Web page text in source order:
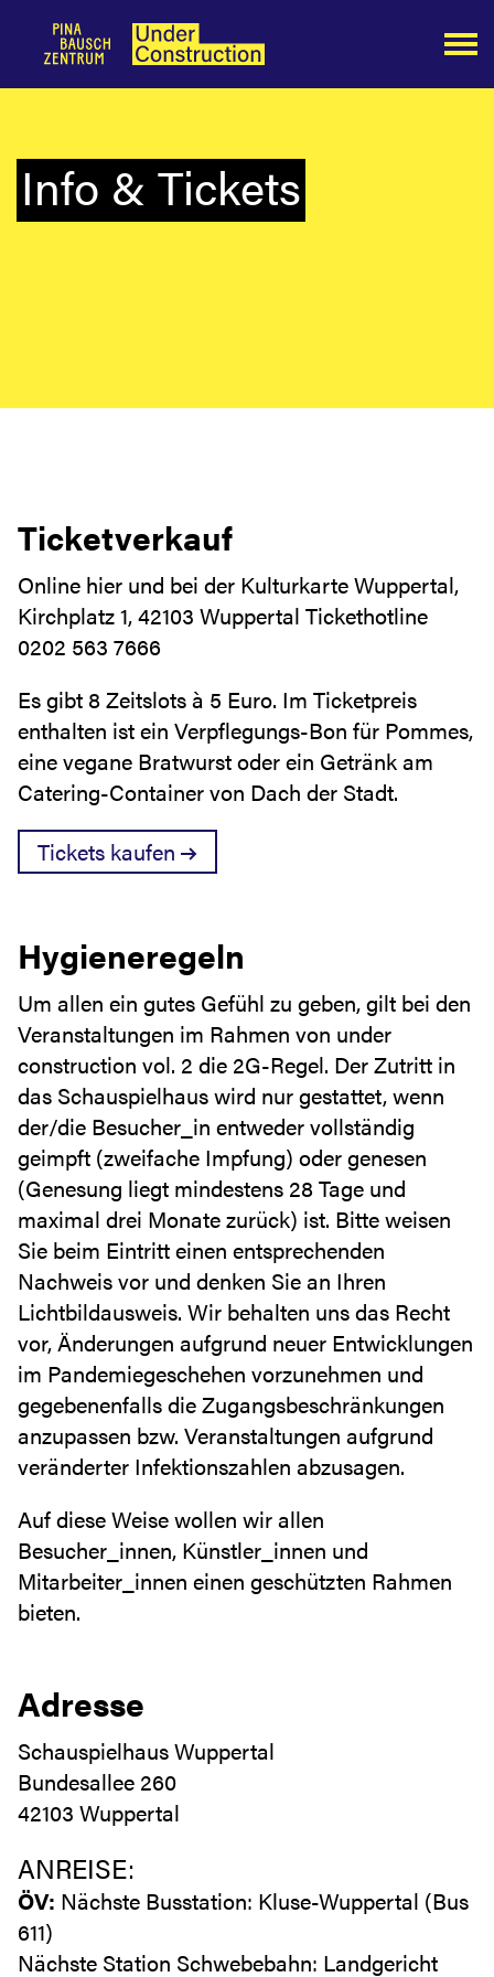
Info & Tickets
Ticketverkauf
Online hier und bei der Kulturkarte Wuppertal,
Kirchplatz 1, 42103 Wuppertal Tickethotline
0202 563 7666
Es gibt 8 Zeitslots à 5 Euro. Im Ticketpreis
enthalten ist ein Verpflegungs-Bon für Pommes,
eine vegane Bratwurst oder ein Getränk am
Catering-Container von Dach der Stadt.
Tickets kaufen
Hygieneregeln
Um allen ein gutes Gefühl zu geben, gilt bei den
Veranstaltungen im Rahmen von under
construction vol. 2 die 2G-Regel. Der Zutritt in
das Schauspielhaus wird nur gestattet, wenn
der/die Besucher_in entweder vollständig
geimpft (zweifache Impfung) oder genesen
(Genesung liegt mindestens 28 Tage und
maximal drei Monate zurück) ist. Bitte weisen
Sie beim Eintritt einen entsprechenden
Nachweis vor und denken Sie an Ihren
Lichtbildausweis. Wir behalten uns das Recht
vor, Änderungen aufgrund neuer Entwicklungen
im Pandemiegeschehen vorzunehmen und
gegebenenfalls die Zugangsbeschränkungen
anzupassen bzw. Veranstaltungen aufgrund
veränderter Infektionszahlen abzusagen.
Auf diese Weise wollen wir allen
Besucher_innen, Künstler_innen und
Mitarbeiter_innen einen geschützten Rahmen
bieten.
Adresse
Schauspielhaus Wuppertal
Bundesallee 260
42103 Wuppertal
ANREISE:
ÖV: Nächste Busstation: Kluse-Wuppertal (Bus
611)
Nächste Station Schwebebahn: Landgericht